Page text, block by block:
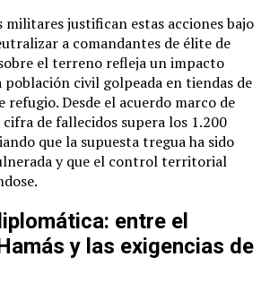
militares justifican estas acciones bajo
a comandantes de élite de
el terreno refleja un impacto
población civil golpeada en tiendas de
refugio. Desde el acuerdo marco de
de fallecidos supera los 1.200
que la supuesta tregua ha sido
y que el control territorial
entre el
y las exigencias de